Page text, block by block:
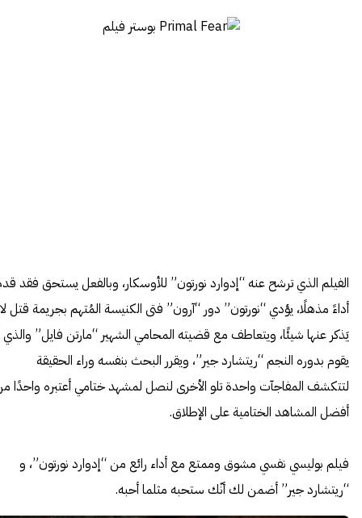
الفيلم الذي ترشح عنه “إدوارد نورتون” للأوسكار، وبالفعل يستحق فقد
أداءً مذهلًا، يؤدي “نورتون” دور “آرون” فتى الكنيسة المُتهم بجريمة قتل لا
يَذكر عنها شيئًا، ويتعاطف مع قضيته المحامي الشهير “مارتن فايل” والذي
يقوم بدوره النجم “ريتشارد جير”، ويقرر البحث بنفسه وراء الحقيقة
لتتكشف المفاجآت واحدة تلو الأخرى لنصل لمشهد ختامي أعتبره واحدًا
أفضل المشاهد الختامية على الإطلاق.
فيلم بوليسي نفسي مشوق وممتع مع أداء رائع من “إدوارد نورتون”، و
“ريتشارد جير” أضمن لك أنّك ستحبه مثلما أحبه.